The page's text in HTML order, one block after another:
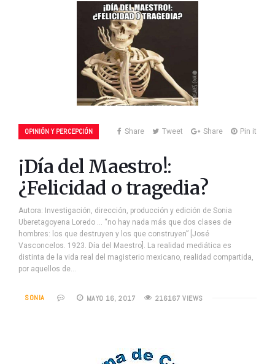
OPINIÓN Y PERCEPCIÓN Share Tweet Share Pin it
¡Día del Maestro!:
¿Felicidad o tragedia?
Autora: Investigación, dirección, producción y edición de Sonia
Uberetagoyena Loredo … “no hay nada más que dos clases de
hombres: los que destruyen y los que construyen” [José
Vasconcelos. 1923. Día del Maestro]. La realidad mediática es
distinta de la vida real del magisterio mexicano, realidad compartida,
por aquellos de…
SONIA MAYO 16, 2017 216167 VIEWS